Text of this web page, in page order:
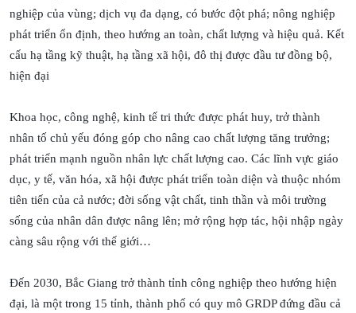
nghiệp của vùng; dịch vụ đa dạng, có bước đột phá; nông nghiệp
phát triển ổn định, theo hướng an toàn, chất lượng và hiệu quả. Kết
cấu hạ tầng kỹ thuật, hạ tầng xã hội, đô thị được đầu tư đồng bộ,
hiện đại
Khoa học, công nghệ, kinh tế tri thức được phát huy, trở thành
nhân tố chủ yếu đóng góp cho nâng cao chất lượng tăng trưởng;
phát triển mạnh nguồn nhân lực chất lượng cao. Các lĩnh vực giáo
dục, y tế, văn hóa, xã hội được phát triển toàn diện và thuộc nhóm
tiên tiến của cả nước; đời sống vật chất, tinh thần và môi trường
sống của nhân dân được nâng lên; mở rộng hợp tác, hội nhập ngày
càng sâu rộng với thế giới…
Đến 2030, Bắc Giang trở thành tỉnh công nghiệp theo hướng hiện
đại, là một trong 15 tỉnh, thành phố có quy mô GRDP đứng đầu cả